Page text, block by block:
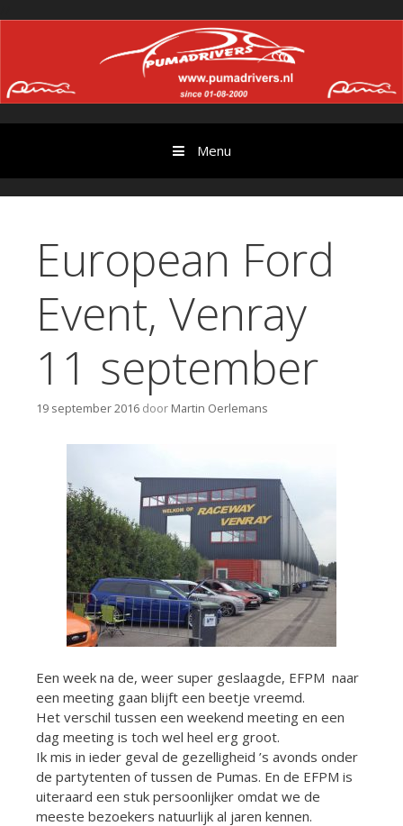
Menu
European Ford
Event, Venray
11 september
19 september 2016 door Martin Oerlemans
Een week na de, weer super geslaagde, EFPM naar
een meeting gaan blijft een beetje vreemd.
Het verschil tussen een weekend meeting en een
dag meeting is toch wel heel erg groot.
Ik mis in ieder geval de gezelligheid ’s avonds onder
de partytenten of tussen de Pumas. En de EFPM is
uiteraard een stuk persoonlijker omdat we de
meeste bezoekers natuurlijk al jaren kennen.